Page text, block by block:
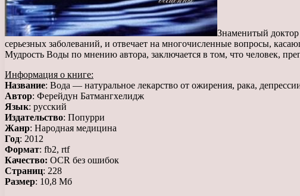
Знаменитый доктор
серьезных заболеваний, и отвечает на многочисленные вопросы,
Мудрость Воды по мнению автора, заключается в том, что человек,
Информация о книге:
Название: Вода — натуральное лекарство от ожирения, рака,
Автор: Ферейдун Батмангхелидж
Язык: русский
Издательство: Попурри
Жанр: Народная медицина
Год: 2012
Формат: fb2, rtf
Качество: OCR без ошибок
Страниц: 228
Размер: 10,8 Мб